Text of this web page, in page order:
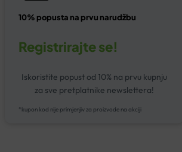
10% popusta na prvu narudžbu
Registrirajte se!
Iskoristite popust od 10% na prvu kupnju
za sve pretplatnike newslettera!
*kupon kod nije primjenjiv za proizvode na akciji